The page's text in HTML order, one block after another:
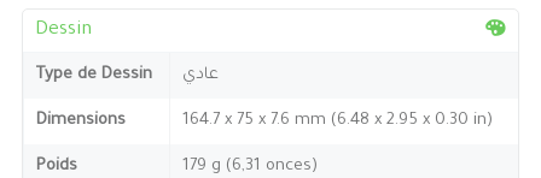
Dessin
Type de Dessin عادي
Dimensions 164.7 x 75 x 7.6 mm (6.48 x 2.95 x 0.30 in)
Poids 179 g (6,31 onces)